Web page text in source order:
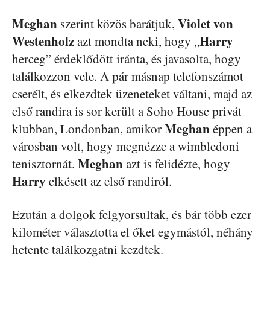
Meghan szerint közös barátjuk, Violetvon
Westenholzazt mondta neki, hogy „Harry
herceg” érdeklődött iránta, és javasolta, hogy
találkozzon vele. A pár másnap telefonszámot
cserélt, és elkezdtek üzeneteket váltani, majd az
első randira is sor került a Soho House privát
klubban, Londonban, amikorMeghanéppen a
városban volt, hogy megnézze a wimbledoni
tenisztornát. Meghanazt is felidézte, hogy
Harry elkésett az első randiról.
Ezután a dolgok felgyorsultak, és bár több ezer
kilométer választotta el őket egymástól, néhány
hetente találkozgatni kezdtek.